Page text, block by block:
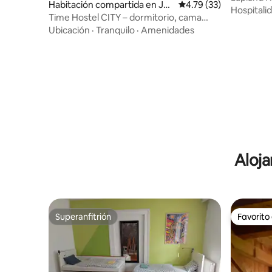
Habitación compartida en Jyv
äskylä
Calificación promedio:
4.79 (33)
Time Hostel CITY – dormitorio, cama
inferior
Ubicación · Tranquilo · Amenidades
Silva-
Superanfitrión
Superanfitrión Favorito